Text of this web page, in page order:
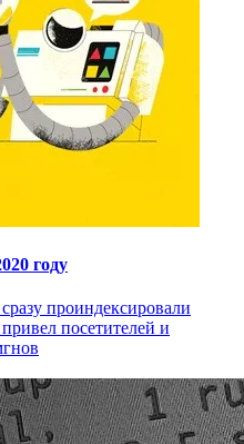
году
проиндексировали
посетителей и